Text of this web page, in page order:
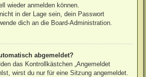
wieder anmelden können.
in der Lage sein, dein Passwort
dich an die Board-Administration.
abgemeldet?
das Kontrollkästchen „Angemeldet
wirst du nur für eine Sitzung angemeldet.